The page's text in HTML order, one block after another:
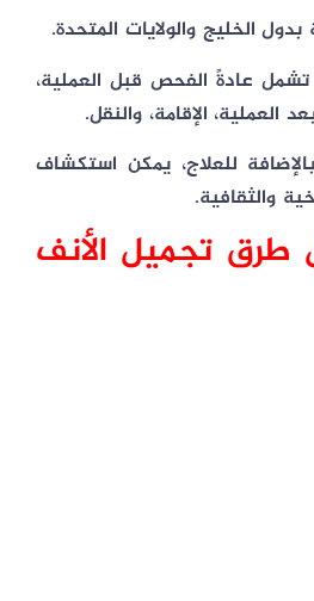
الخليج والولايات المتحدة.
عادةً الفحص قبل العملية،
العملية، الإقامة، والنقل.
للعلاج، يمكن استكشاف
والثقافية.
تجميل الأنف